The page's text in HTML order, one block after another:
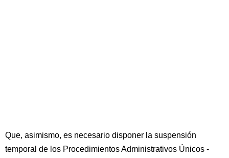
Que, asimismo, es necesario disponer la suspensión
temporal de los Procedimientos Administrativos Únicos -